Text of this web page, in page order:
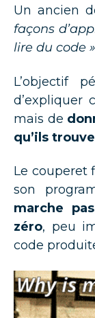
Un ancien
façons
lire du code
L’objectif
d’expliquer
mais de
qu’ils
Le couperet
son
marche
zéro, peu
code